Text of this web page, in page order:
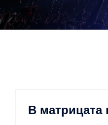
В матрицата